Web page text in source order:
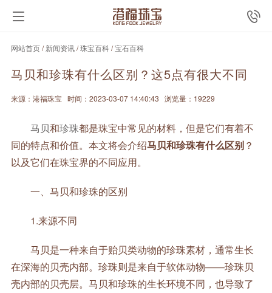
网站首页/新闻资讯/珠宝百科/宝石百科
马贝和珍珠有什么区别？这5点有很大不同
来源：港福珠宝 时间：2023-03-07 14:40:43 浏览量：19229
马贝和珍珠都是珠宝中常见的材料，但是它们有着不
同的特点和价值。本文将会介绍马贝和珍珠有什么区别？
以及它们在珠宝界的不同应用。
一、马贝和珍珠的区别
1.来源不同
马贝是一种来自于贻贝类动物的珍珠素材，通常生长
在深海的贝壳内部。珍珠则是来自于软体动物——珍珠贝
壳内部的贝壳层。马贝和珍珠的生长环境不同，也导致了